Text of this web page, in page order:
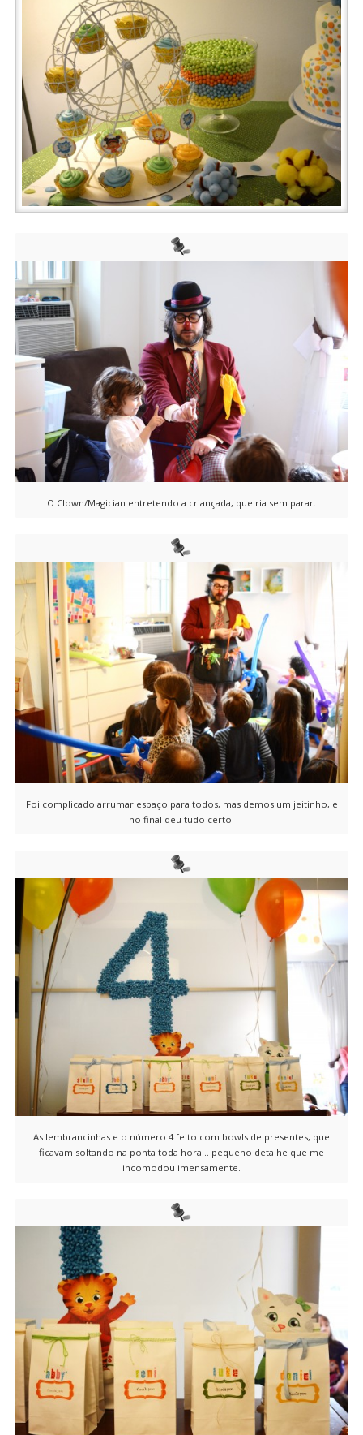
O Clown/Magician entretendo a criançada, que ria sem parar.
Foi complicado arrumar espaço para todos, mas demos um jeitinho, e
no final deu tudo certo.
As lembrancinhas e o número 4 feito com bowls de presentes, que
ficavam soltando na ponta toda hora… pequeno detalhe que me
incomodou imensamente.